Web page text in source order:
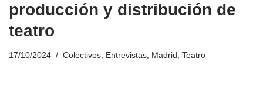
producción y distribución de
teatro
17/10/2024 Colectivos Entrevistas Madrid Teatro